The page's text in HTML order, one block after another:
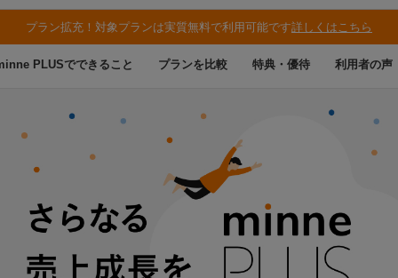
プラン拡充！対象プランは実質無料で利用可能です詳しくはこちら
PLUSでできること プランを比較 特典・優待 利用者の声